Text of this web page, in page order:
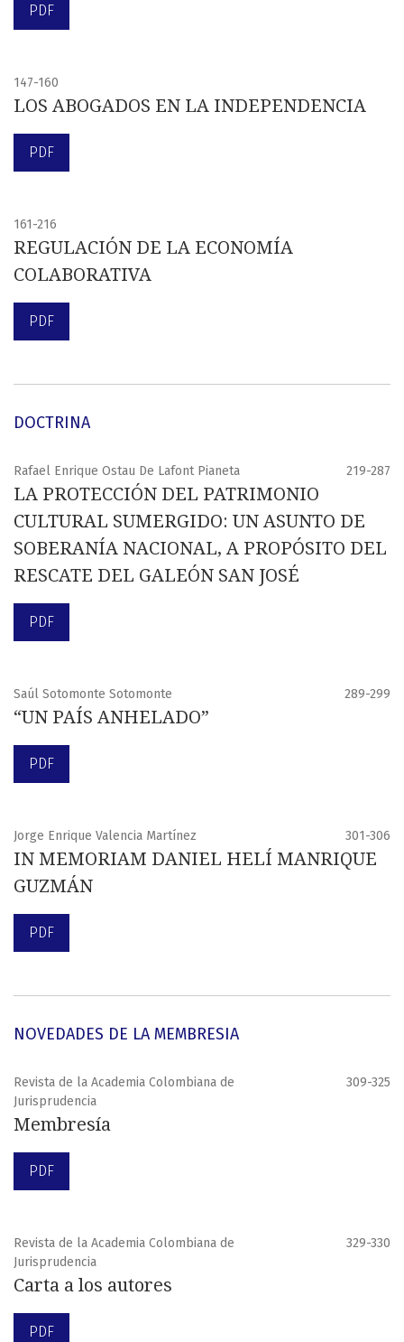
PDF
147-160
LOS ABOGADOS EN LA INDEPENDENCIA
PDF
161-216
REGULACIÓN DE LA ECONOMÍA
COLABORATIVA
PDF
DOCTRINA
Rafael Enrique Ostau De Lafont Pianeta 219-287
LA PROTECCIÓN DEL PATRIMONIO
CULTURAL SUMERGIDO: UN ASUNTO DE
SOBERANÍA NACIONAL, A PROPÓSITO DEL
RESCATE DEL GALEÓN SAN JOSÉ
PDF
Saúl Sotomonte Sotomonte 289-299
“UN PAÍS ANHELADO”
PDF
Jorge Enrique Valencia Martínez 301-306
IN MEMORIAM DANIEL HELÍ MANRIQUE
GUZMÁN
PDF
NOVEDADES DE LA MEMBRESIA
Revista de la Academia Colombiana de
Jurisprudencia
309-325
Membresía
PDF
Revista de la Academia Colombiana de
Jurisprudencia
329-330
Carta a los autores
PDF